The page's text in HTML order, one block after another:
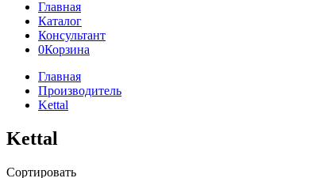
Главная
Каталог
Консультант
0Корзина
Главная
Производитель
Kettal
Kettal
Сортировать